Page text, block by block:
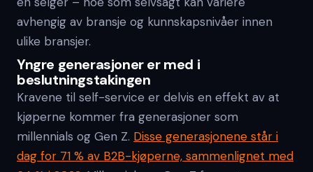
avhengig av bransje og kunnskapsnivåer innen
ulike bransjer.
Yngre generasjoner er med i
beslutningstakingen
Kravene til self-service er delvis en effekt av at
kjøperne kommer fra generasjoner som
millennials og Gen Z. Disse generasjonene står i
dag for 71 % av B2B-kjøperne, sammenlignet med